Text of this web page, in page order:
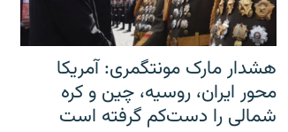
هشدار مارک مونتگمری: آمریکا
محور ایران، روسیه، چین و کره
شمالی را دست‌کم گرفته است